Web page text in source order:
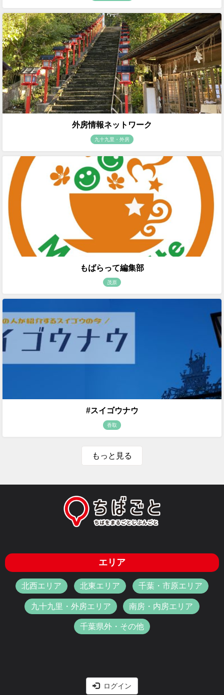
外房情報ネットワーク
九十九里・外房
もばらって編集部
茂原
#スイゴウナウ
香取
もっと見る
エリア
北西エリア 北東エリア 千葉・市原エリア
九十九里・外房エリア 南房・内房エリア
千葉県外・その他
ログイン